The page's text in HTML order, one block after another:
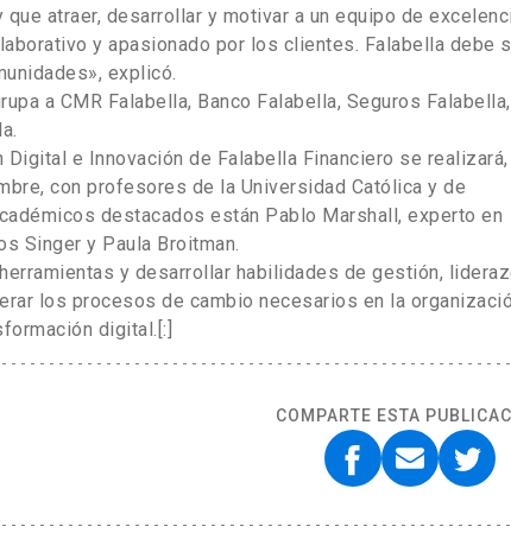
atraer, desarrollar y motivar a un equipo de
y apasionado por los clientes. Falabella debe
explicó.
a CMR Falabella, Banco Falabella, Seguros Falabella,
Digital e Innovación de Falabella Financiero se realizará,
con profesores de la Universidad Católica y de
destacados están Pablo Marshall, experto en
Singer y Paula Broitman.
y desarrollar habilidades de gestión,
los procesos de cambio necesarios en la
digital.[:]
COMPARTE ESTA